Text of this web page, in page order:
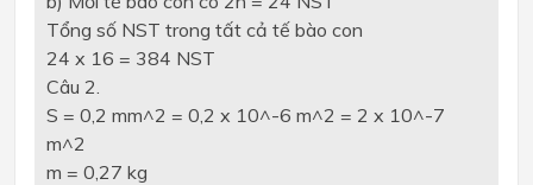
Tổng số NST trong tất cả tế bào con
24 x 16 = 384 NST
Câu 2.
S = 0,2 mm^2 = 0,2 x 10^-6 m^2 = 2 x 10^-7
m^2
m = 0,27 kg